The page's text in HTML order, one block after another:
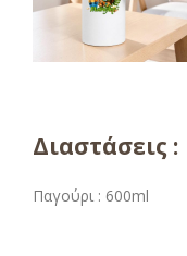
Διαστάσεις :
Παγούρι : 600ml